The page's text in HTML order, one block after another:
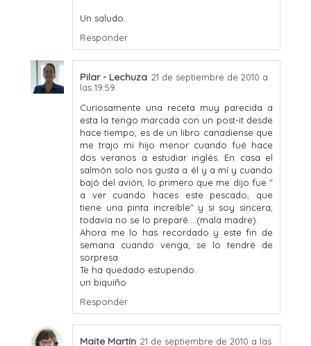
Un saludo.
Responder
Pilar - Lechuza 21 de septiembre de 2010 a
las 19:59
Curiosamente una receta muy parecida a
esta la tengo marcada con un post-it desde
hace tiempo, es de un libro canadiense que
me trajo mi hijo menor cuando fué hace
dos veranos a estudiar inglés. En casa el
salmón solo nos gusta a él y a mí y cuando
bajó del avión, lo primero que me dijo fue "
a ver cuando haces este pescado, que
tiene una pinta increíble" y si soy sincera,
todavía no se lo preparé....(mala madre).
Ahora me lo has recordado y este fin de
semana cuando venga, se lo tendré de
sorpresa.
Te ha quedado estupendo.
un biquiño
Responder
Maite Martín 21 de septiembre de 2010 a las